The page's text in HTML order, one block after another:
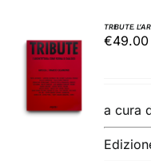
AGGIUNGI
AL
CARRELLO
/
DETTAGLI
TRIBUTE.
€49.00
a cura